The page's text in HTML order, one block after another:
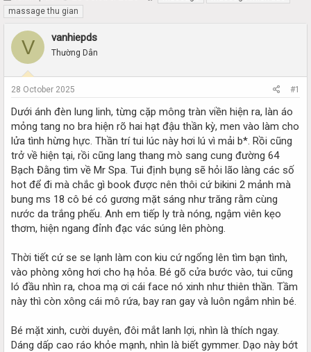
h
r
e
d
a
r
e
r
t
a
r
d
e
massage thu gian
V vanhiepds
Thường Dân
28 October 2025 #1
Dưới ánh đèn lung linh, từng cặp mông tràn viền hiện ra, làn áo
mỏng tang no bra hiện rõ hai hạt đậu thần kỳ, men vào làm cho
lửa tình hừng hực. Thần trí tui lúc này hơi lú vì mải b*. Rồi cũng
trở về hiện tại, rồi cũng lang thang mò sang cung đường 64
Bạch Đằng tìm về Mr Spa. Tui định bụng sẽ hỏi lão làng các số
hot để đi mà chắc gì book được nên thôi cứ bikini 2 mảnh mà
bung ms 18 cô bé có gương mặt sáng như trăng rằm cùng
nước da trắng phếu. Anh em tiếp ly trà nóng, ngậm viên kẹo
thơm, hiện ngang đỉnh đạc vác súng lên phòng.
Thời tiết cứ se se lạnh làm con kiu cứ ngổng lên tìm bạn tình,
vào phòng xông hơi cho hạ hỏa. Bé gõ cửa bước vào, tui cũng
ló đầu nhìn ra, choa mạ ơi cái face nó xinh như thiên thần. Tầm
này thì còn xông cái mô rứa, bay ran gay và luôn ngắm nhìn bé.
Bé mặt xinh, cười duyên, đôi mắt lanh lợi, nhìn là thích ngay.
Dáng dấp cao ráo khỏe mạnh, nhìn là biết gymmer. Dạo này bớt